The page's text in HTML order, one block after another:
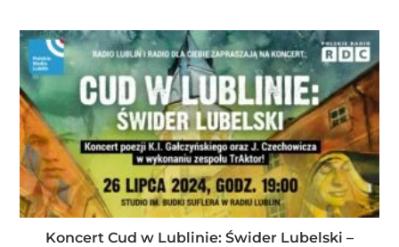
Koncert Cud w Lublinie: Świder Lubelski –